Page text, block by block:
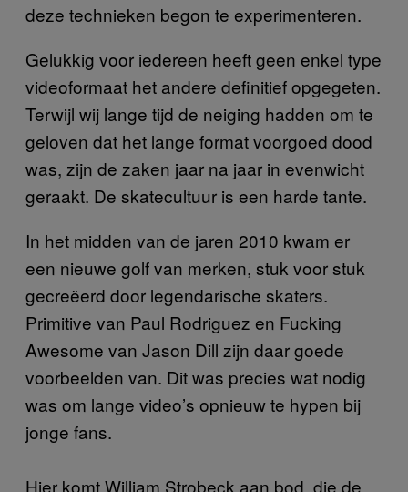
deze technieken begon te experimenteren.
Gelukkig voor iedereen heeft geen enkel type
videoformaat het andere definitief opgegeten.
Terwijl wij lange tijd de neiging hadden om te
geloven dat het lange format voorgoed dood
was, zijn de zaken jaar na jaar in evenwicht
geraakt. De skatecultuur is een harde tante.
In het midden van de jaren 2010 kwam er
een nieuwe golf van merken, stuk voor stuk
gecreëerd door legendarische skaters.
Primitive van Paul Rodriguez en Fucking
Awesome van Jason Dill zijn daar goede
voorbeelden van. Dit was precies wat nodig
was om lange video’s opnieuw te hypen bij
jonge fans.
Hier komt William Strobeck aan bod, die de